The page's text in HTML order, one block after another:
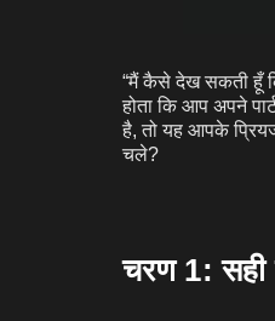
“मैं कैसे देख सकती हूँ
होता कि आप अपने
है, तो यह आपके
चले?
चरण 1: